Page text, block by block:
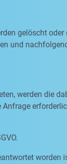
gelöscht
und
werden die